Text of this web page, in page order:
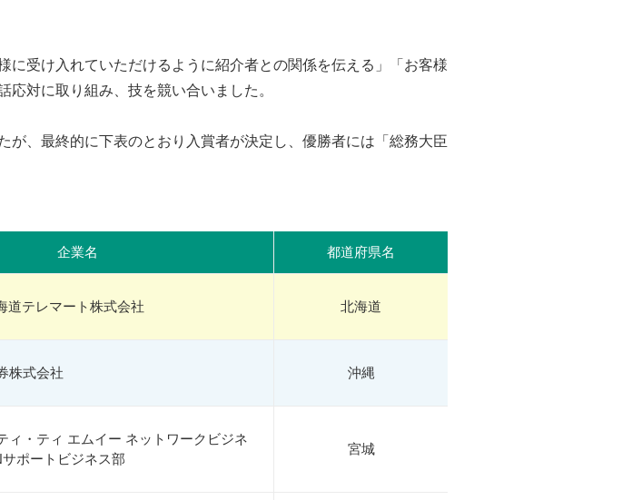
に受け入れていただけるように紹介者との関係を伝える」「お客様
対に取り組み、技を競い合いました。
、最終的に下表のとおり入賞者が決定し、優勝者には「総務大臣
企業名 都道府県名
道テレマート株式会社 北海道
株式会社 沖縄
ィ・ティ エムイー ネットワークビジネ
ポートビジネス部
宮城